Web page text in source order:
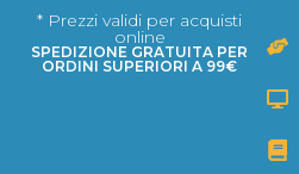
* Prezzi validi per acquisti
online
SPEDIZIONE GRATUITA PER
ORDINI SUPERIORI A 99€